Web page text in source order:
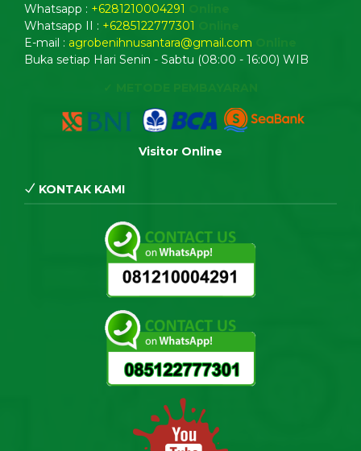
Whatsapp : +6281210004291
Whatsapp II : +6285122777301
E-mail : agrobenihnusantara@gmail.com
Buka setiap Hari Senin - Sabtu (08:00 - 16:00) WIB
Visitor Online
KONTAK KAMI